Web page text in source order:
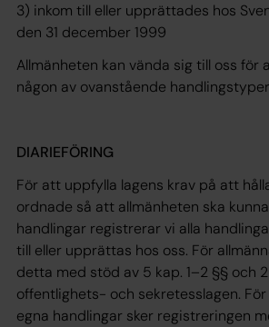
3) inkom till eller upprättades hos
den 31 december 1999
Allmänheten kan vända sig till oss
någon av ovanstående
DIARIEFÖRING
För att uppfylla lagens krav på att
ordnade så att allmänheten ska
handlingar registrerar vi alla
till eller upprättas hos oss. För
detta med stöd av 5 kap. 1–2 §§ och
offentlighets- och sekretesslagen.
egna handlingar sker registreringen